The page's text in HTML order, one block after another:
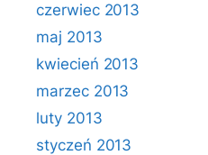
czerwiec 2013
maj 2013
kwiecień 2013
marzec 2013
luty 2013
styczeń 2013